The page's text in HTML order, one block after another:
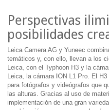
Perspectivas
posibilidades
Leica Camera AG y Yuneec
temáticos y, con ello, llevan a los
Leica, con el Typhoon H3 y la
Leica, la cámara ION L1 Pro. El
para fotógrafos y videógrafos que
las alturas. Gracias al uso de
implementación de una gran